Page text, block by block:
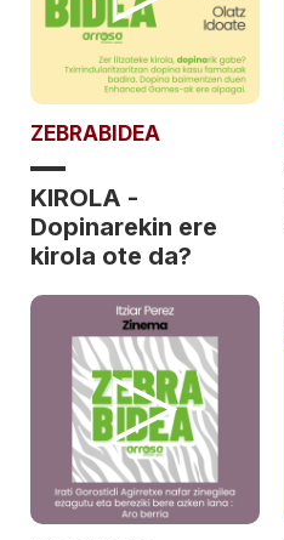
ZEBRABIDEA
KIROLA -
Dopinarekin ere
kirola ote da?